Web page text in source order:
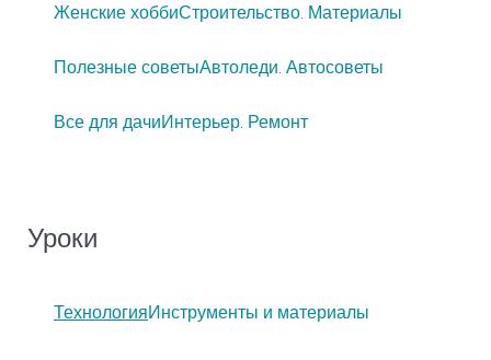
Женские хоббиСтроительство. Материалы
Полезные советыАвтоледи. Автосоветы
Все для дачиИнтерьер. Ремонт
Уроки
ТехнологияИнструменты и материалы